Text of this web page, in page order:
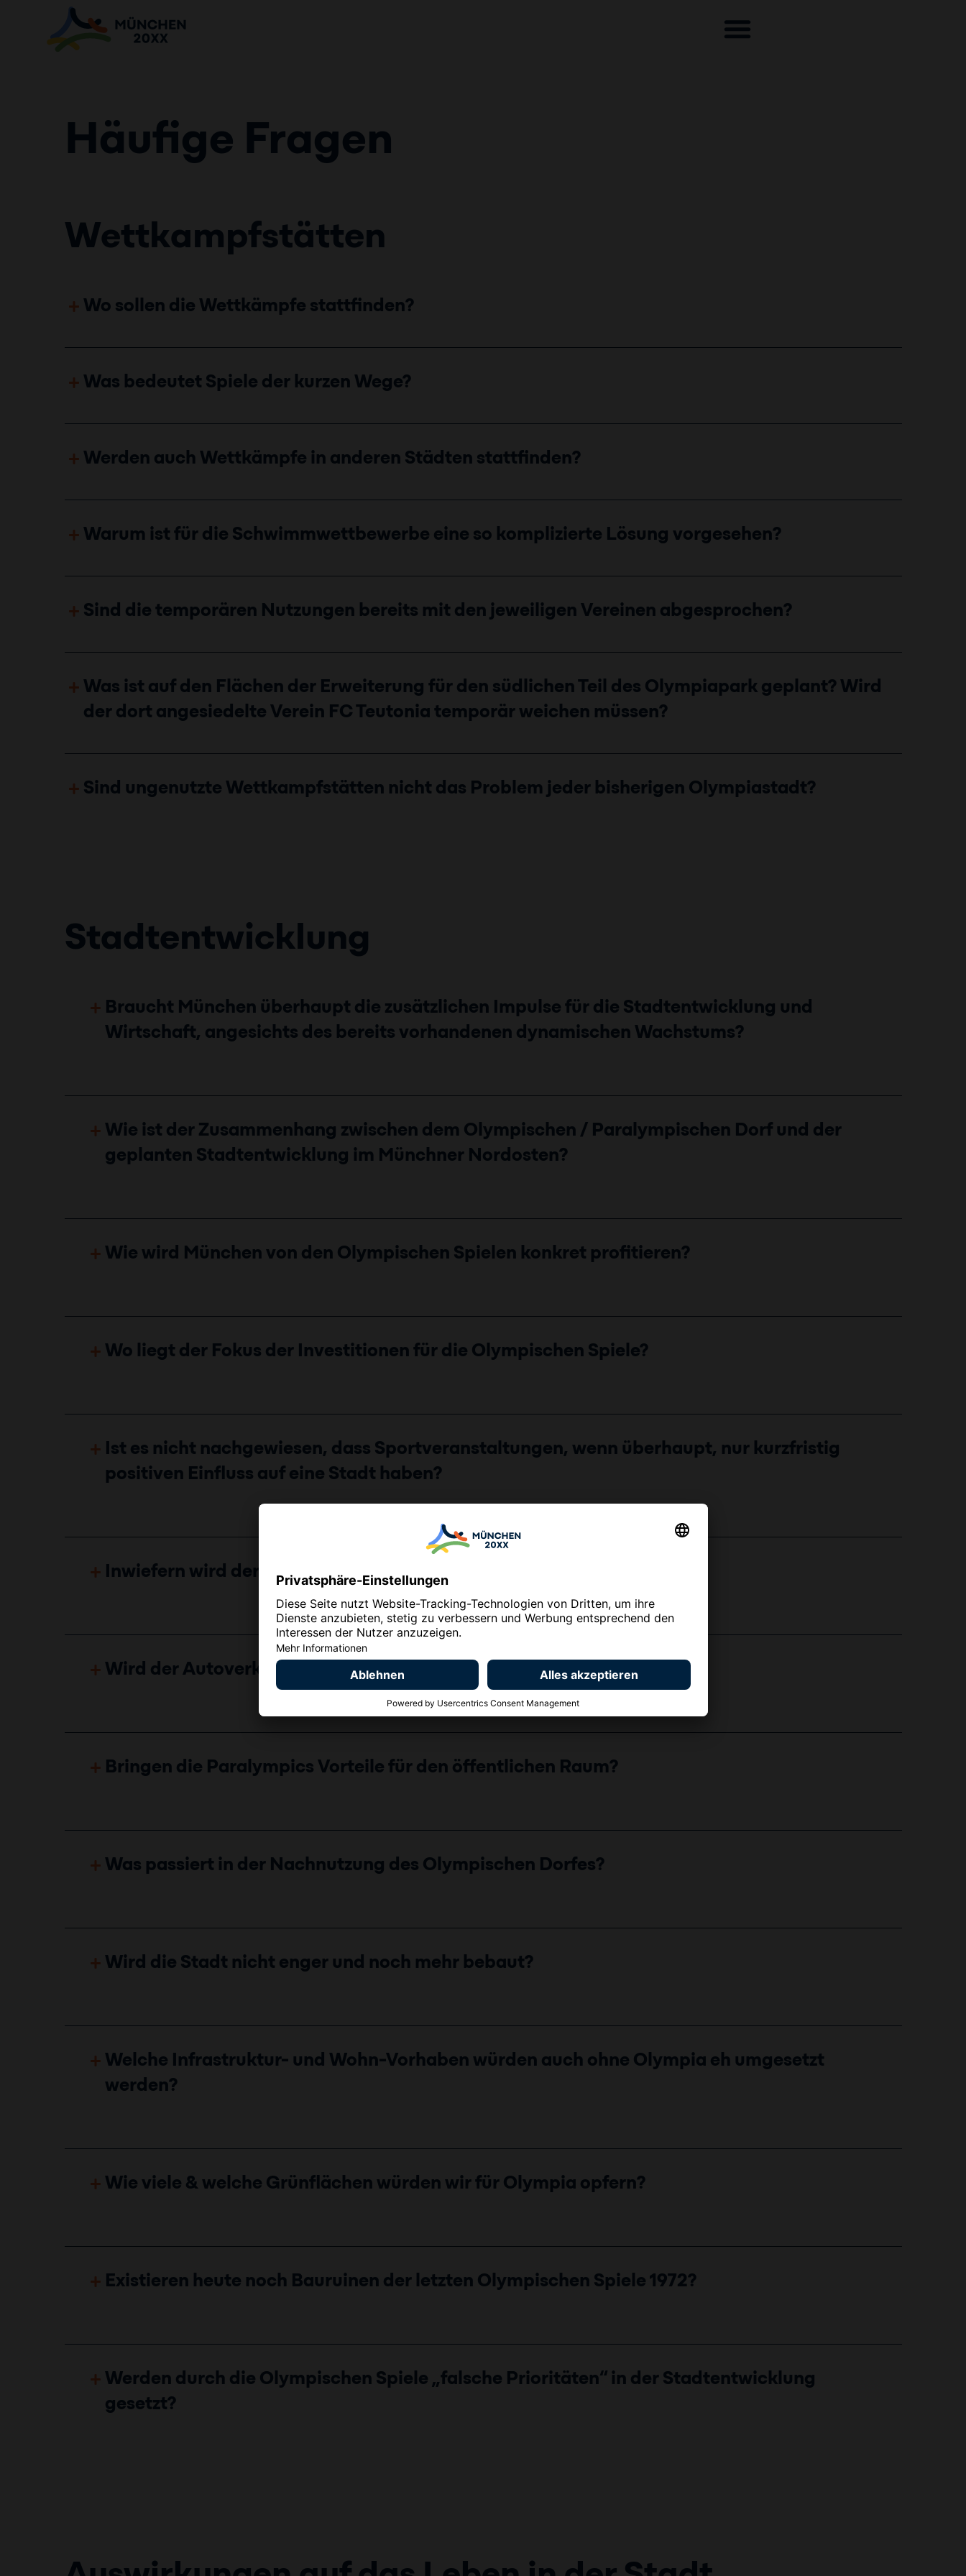
Häufige Fragen
Wettkampfstätten
Wo sollen die Wettkämpfe stattfinden?
Was bedeutet Spiele der kurzen Wege?
Werden auch Wettkämpfe in anderen Städten stattfinden?
Warum ist für die Schwimmwettbewerbe eine so komplizierte Lösung vorgesehen?
Sind die temporären Nutzungen bereits mit den jeweiligen Vereinen abgesprochen?
Was ist auf den Flächen der Erweiterung für den südlichen Teil des Olympiapark geplant? Wird
der dort angesiedelte Verein FC Teutonia temporär weichen müssen?
Sind ungenutzte Wettkampfstätten nicht das Problem jeder bisherigen Olympiastadt?
Stadtentwicklung
Braucht München überhaupt die zusätzlichen Impulse für die Stadtentwicklung und
Wirtschaft, angesichts des bereits vorhandenen dynamischen Wachstums?
Wie ist der Zusammenhang zwischen dem Olympischen / Paralympischen Dorf und der
geplanten Stadtentwicklung im Münchner Nordosten?
Wie wird München von den Olympischen Spielen konkret profitieren?
Wo liegt der Fokus der Investitionen für die Olympischen Spiele?
Ist es nicht nachgewiesen, dass Sportveranstaltungen, wenn überhaupt, nur kurzfristig
positiven Einfluss auf eine Stadt haben?
Inwiefern wird der Olympiapark in die Planungen integriert?
Wird der Autoverkehr nicht noch mehr zunehmen?
Bringen die Paralympics Vorteile für den öffentlichen Raum?
Was passiert in der Nachnutzung des Olympischen Dorfes?
Wird die Stadt nicht enger und noch mehr bebaut?
Welche Infrastruktur- und Wohn-Vorhaben würden auch ohne Olympia eh umgesetzt
werden?
Wie viele & welche Grünflächen würden wir für Olympia opfern?
Existieren heute noch Bauruinen der letzten Olympischen Spiele 1972?
Werden durch die Olympischen Spiele „falsche Prioritäten“ in der Stadtentwicklung
gesetzt?